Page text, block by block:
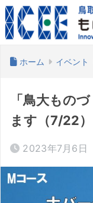
ホーム イベント
「鳥大もの
ます（7/22）
2023年7月6日